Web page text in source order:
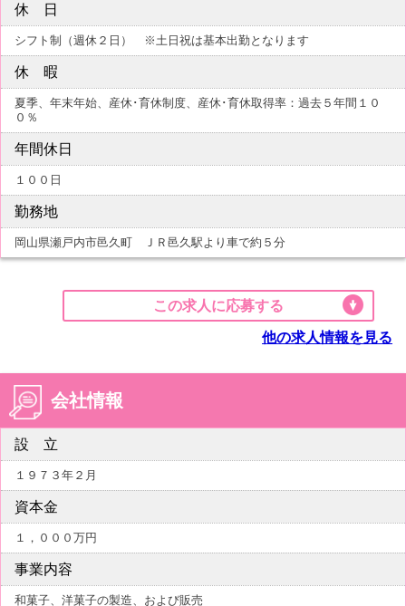
休 日
シフト制（週休２日） ※土日祝は基本出勤となります
休 暇
夏季、年末年始、産休･育休制度、産休･育休取得率：過去５年間１０
０％
年間休日
１００日
勤務地
岡山県瀬戸内市邑久町 ＪＲ邑久駅より車で約５分
この求人に応募する
他の求人情報を見る
会社情報
設 立
１９７３年２月
資本金
１，０００万円
事業内容
和菓子、洋菓子の製造、および販売